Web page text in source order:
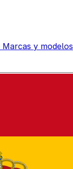
Marcas y modelos